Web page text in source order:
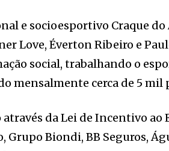
e socioesportivo Craque
Love, Éverton Ribeiro e
social, trabalhando o
mensalmente cerca de 5 mil
da Lei de Incentivo
Grupo Biondi, BB Seguros,